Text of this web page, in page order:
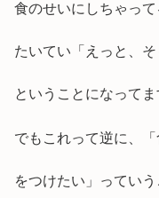
食のせいにしちゃっ
たいてい「えっと、
ということになってま
でもこれって逆に、
をつけたい」ってい